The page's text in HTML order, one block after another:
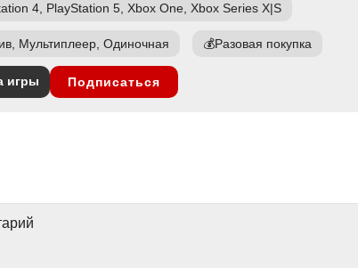
4, PlayStation 5, Xbox One, Xbox Series X|S
Мультиплеер, Одиночная 💰Разовая покупка
игры Подписаться